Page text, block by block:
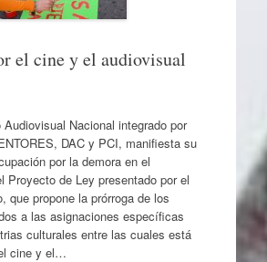
el cine y el audiovisual
Nacional integrado por
DAC y PCI, manifiesta su
por la demora en el
Proyecto de Ley presentado por el
que propone la prórroga de los
a las asignaciones específicas
culturales entre las cuales está
cine y el…